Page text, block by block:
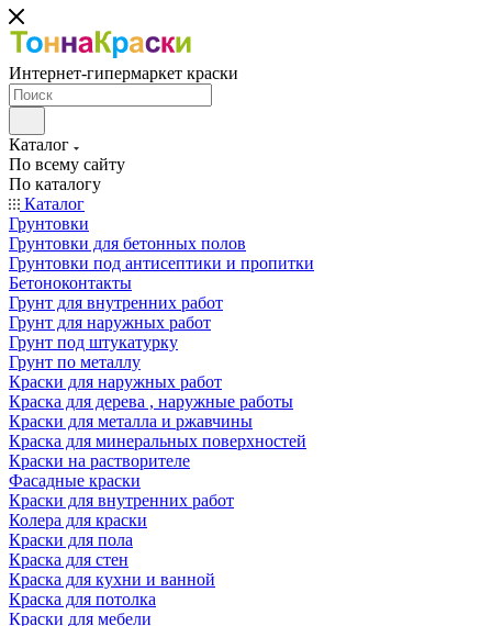
Интернет-гипермаркет краски
Каталог
По всему сайту
По каталогу
Каталог
Грунтовки
Грунтовки для бетонных полов
Грунтовки под антисептики и пропитки
Бетоноконтакты
Грунт для внутренних работ
Грунт для наружных работ
Грунт под штукатурку
Грунт по металлу
Краски для наружных работ
Краска для дерева , наружные работы
Краски для металла и ржавчины
Краска для минеральных поверхностей
Краски на растворителе
Фасадные краски
Краски для внутренних работ
Колера для краски
Краски для пола
Краска для стен
Краска для кухни и ванной
Краска для потолка
Краски для мебели